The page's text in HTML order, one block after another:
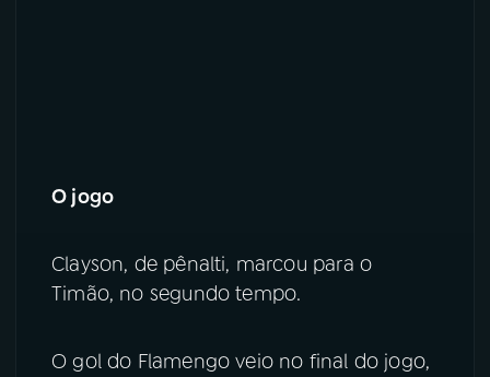
O jogo
Clayson, de pênalti, marcou para o
Timão, no segundo tempo.
O gol do Flamengo veio no final do jogo,